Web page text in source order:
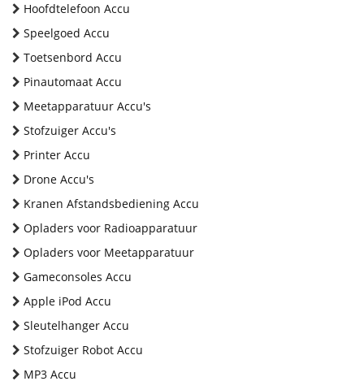
Hoofdtelefoon Accu
Speelgoed Accu
Toetsenbord Accu
Pinautomaat Accu
Meetapparatuur Accu's
Stofzuiger Accu's
Printer Accu
Drone Accu's
Kranen Afstandsbediening Accu
Opladers voor Radioapparatuur
Opladers voor Meetapparatuur
Gameconsoles Accu
Apple iPod Accu
Sleutelhanger Accu
Stofzuiger Robot Accu
MP3 Accu